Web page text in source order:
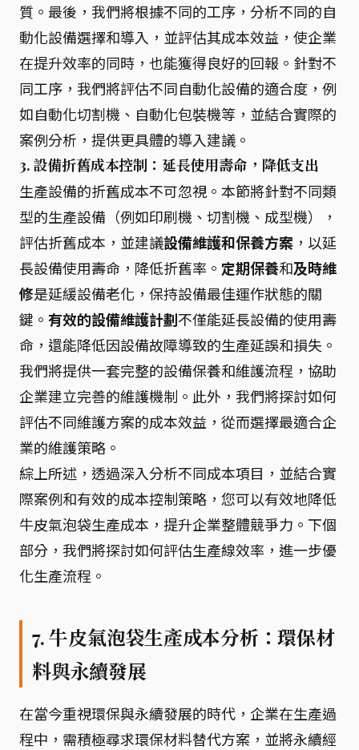
質。最後，我們將根據不同的工序，分析不同的自
動化設備選擇和導入，並評估其成本效益，使企業
在提升效率的同時，也能獲得良好的回報。針對不
同工序，我們將評估不同自動化設備的適合度，例
如自動化切割機、自動化包裝機等，並結合實際的
案例分析，提供更具體的導入建議。
3. 設備折舊成本控制：延長使用壽命，降低支出
生產設備的折舊成本不可忽視。本節將針對不同類
型的生產設備（例如印刷機、切割機、成型機），
評估折舊成本，並建議設備維護和保養方案 ，以延
長設備使用壽命，降低折舊率。 定期保養和及時維
修是延緩設備老化，保持設備最佳運作狀態的關
鍵。 有效的設備維護計劃不僅能延長設備的使用壽
命，還能降低因設備故障導致的生產延誤和損失。
我們將提供一套完整的設備保養和維護流程，協助
企業建立完善的維護機制。此外，我們將探討如何
評估不同維護方案的成本效益，從而選擇最適合企
業的維護策略。
綜上所述，透過深入分析不同成本項目，並結合實
際案例和有效的成本控制策略，您可以有效地降低
牛皮氣泡袋生產成本，提升企業整體競爭力。下個
部分，我們將探討如何評估生產線效率，進一步優
化生產流程。
7. 牛皮氣泡袋生產成本分析：環保材
料與永續發展
在當今重視環保與永續發展的時代，企業在生產過
程中，需積極尋求環保材料替代方案，並將永續經